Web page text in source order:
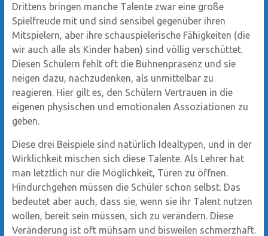
Drittens bringen manche Talente zwar eine große
Spielfreude mit und sind sensibel gegenüber ihren
Mitspielern, aber ihre schauspielerische Fähigkeiten (die
wir auch alle als Kinder haben) sind völlig verschüttet.
Diesen Schülern fehlt oft die Bühnenpräsenz und sie
neigen dazu, nachzudenken, als unmittelbar zu
reagieren. Hier gilt es, den Schülern Vertrauen in die
eigenen physischen und emotionalen Assoziationen zu
geben.
Diese drei Beispiele sind natürlich Idealtypen, und in der
Wirklichkeit mischen sich diese Talente. Als Lehrer hat
man letztlich nur die Möglichkeit, Türen zu öffnen.
Hindurchgehen müssen die Schüler schon selbst. Das
bedeutet aber auch, dass sie, wenn sie ihr Talent nutzen
wollen, bereit sein müssen, sich zu verändern. Diese
Veränderung ist oft mühsam und bisweilen schmerzhaft.